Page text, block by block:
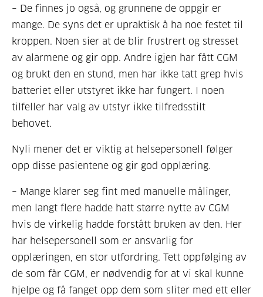
– De finnes jo også, og grunnene de oppgir er
mange. De syns det er upraktisk å ha noe festet til
kroppen. Noen sier at de blir frustrert og stresset
av alarmene og gir opp. Andre igjen har fått CGM
og brukt den en stund, men har ikke tatt grep hvis
batteriet eller utstyret ikke har fungert. I noen
tilfeller har valg av utstyr ikke tilfredsstilt
behovet.
Nyli mener det er viktig at helsepersonell følger
opp disse pasientene og gir god opplæring.
– Mange klarer seg fint med manuelle målinger,
men langt flere hadde hatt større nytte av CGM
hvis de virkelig hadde forstått bruken av den. Her
har helsepersonell som er ansvarlig for
opplæringen, en stor utfordring. Tett oppfølging av
de som får CGM, er nødvendig for at vi skal kunne
hjelpe og få fanget opp dem som sliter med ett eller